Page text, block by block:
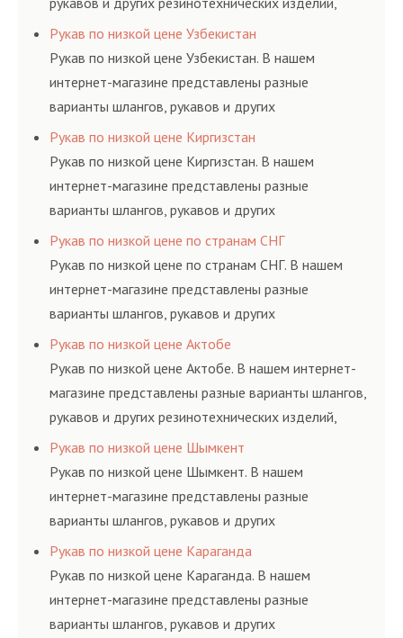
соответствующих ГОСТам, техническим условиям
и нормативам.
Рукав по низкой цене Узбекистан
Рукав по низкой цене Узбекистан. В нашем
интернет-магазине представлены разные
варианты шлангов, рукавов и других
резинотехнических изделий, соответствующих
ГОСТам, техническим условиям и нормативам.
Рукав по низкой цене Киргизстан
Рукав по низкой цене Киргизстан. В нашем
интернет-магазине представлены разные
варианты шлангов, рукавов и других
резинотехнических изделий, соответствующих
ГОСТам, техническим условиям и нормативам.
Рукав по низкой цене по странам СНГ
Рукав по низкой цене по странам СНГ. В нашем
интернет-магазине представлены разные
варианты шлангов, рукавов и других
резинотехнических изделий, соответствующих
ГОСТам, техническим условиям и нормативам.
Рукав по низкой цене Актобе
Рукав по низкой цене Актобе. В нашем интернет-
магазине представлены разные варианты шлангов,
рукавов и других резинотехнических изделий,
соответствующих ГОСТам, техническим условиям
и нормативам.
Рукав по низкой цене Шымкент
Рукав по низкой цене Шымкент. В нашем
интернет-магазине представлены разные
варианты шлангов, рукавов и других
резинотехнических изделий, соответствующих
ГОСТам, техническим условиям и нормативам.
Рукав по низкой цене Караганда
Рукав по низкой цене Караганда. В нашем
интернет-магазине представлены разные
варианты шлангов, рукавов и других